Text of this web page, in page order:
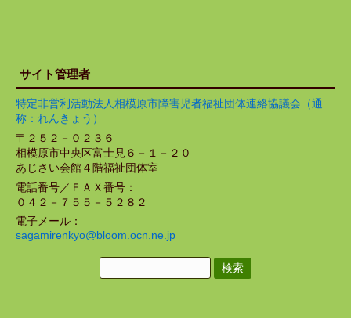
サイト管理者
特定非営利活動法人相模原市障害児者福祉団体連絡協議会（通
称：れんきょう）
〒２５２－０２３６
相模原市中央区富士見６－１－２０
あじさい会館４階福祉団体室
電話番号／ＦＡＸ番号：
０４２－７５５－５２８２
電子メール：
sagamirenkyo@bloom.ocn.ne.jp
検
索: